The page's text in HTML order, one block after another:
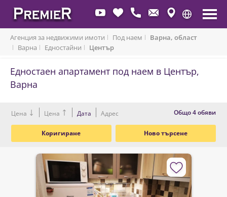
Агенция за недвижими имоти Под наем
Варна, област
Варна
Едностайни Център
Едностаен апартамент под наем в Център,
Варна
Цена Цена Дата Адрес Oбщо 4 обяви
Коригиране Ново търсене